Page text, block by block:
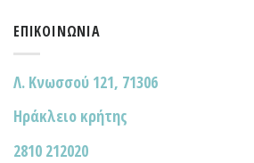
ΕΠΙΚΟΙΝΩΝΊΑ
Λ. Κνωσσού 121, 71306
Ηράκλειο κρήτης
2810 212020